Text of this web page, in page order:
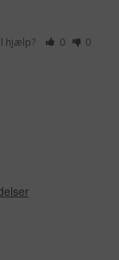
hjælp? 0 0